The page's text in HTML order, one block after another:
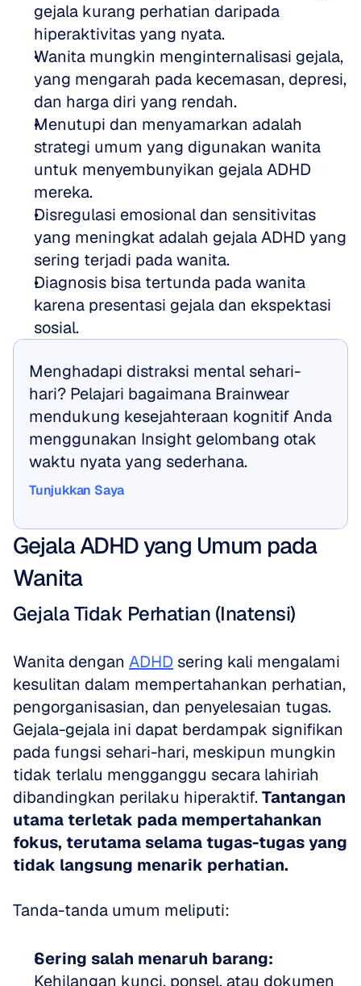
gejala kurang perhatian daripada
hiperaktivitas yang nyata.
Wanita mungkin menginternalisasi gejala,
yang mengarah pada kecemasan, depresi,
dan harga diri yang rendah.
Menutupi dan menyamarkan adalah
strategi umum yang digunakan wanita
untuk menyembunyikan gejala ADHD
mereka.
Disregulasi emosional dan sensitivitas
yang meningkat adalah gejala ADHD yang
sering terjadi pada wanita.
Diagnosis bisa tertunda pada wanita
karena presentasi gejala dan ekspektasi
sosial.
Menghadapi distraksi mental sehari-
hari? Pelajari bagaimana Brainwear
mendukung kesejahteraan kognitif Anda
menggunakan Insight gelombang otak
waktu nyata yang sederhana.
Tunjukkan Saya
Gejala ADHD yang Umum pada
Wanita
Gejala Tidak Perhatian (Inatensi)
Wanita dengan ADHD sering kali mengalami
kesulitan dalam mempertahankan perhatian,
pengorganisasian, dan penyelesaian tugas.
Gejala-gejala ini dapat berdampak signifikan
pada fungsi sehari-hari, meskipun mungkin
tidak terlalu mengganggu secara lahiriah
dibandingkan perilaku hiperaktif. Tantangan
utama terletak pada mempertahankan
fokus, terutama selama tugas-tugas yang
tidak langsung menarik perhatian.
Tanda-tanda umum meliputi:
Sering salah menaruh barang:
Kehilangan kunci, ponsel, atau dokumen